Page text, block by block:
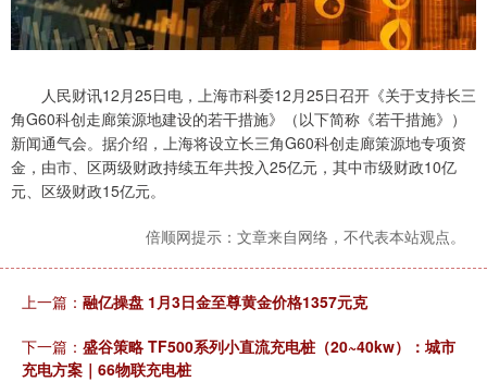
人民财讯12月25日电，上海市科委12月25日召开《关于支持长三
角G60科创走廊策源地建设的若干措施》（以下简称《若干措施》）
新闻通气会。据介绍，上海将设立长三角G60科创走廊策源地专项资
金，由市、区两级财政持续五年共投入25亿元，其中市级财政10亿
元、区级财政15亿元。
倍顺网提示：文章来自网络，不代表本站观点。
上一篇： 融亿操盘 1月3日金至尊黄金价格1357元克
下一篇： 盛谷策略 TF500系列小直流充电桩（20~40kw）：城市
充电方案｜66物联充电桩